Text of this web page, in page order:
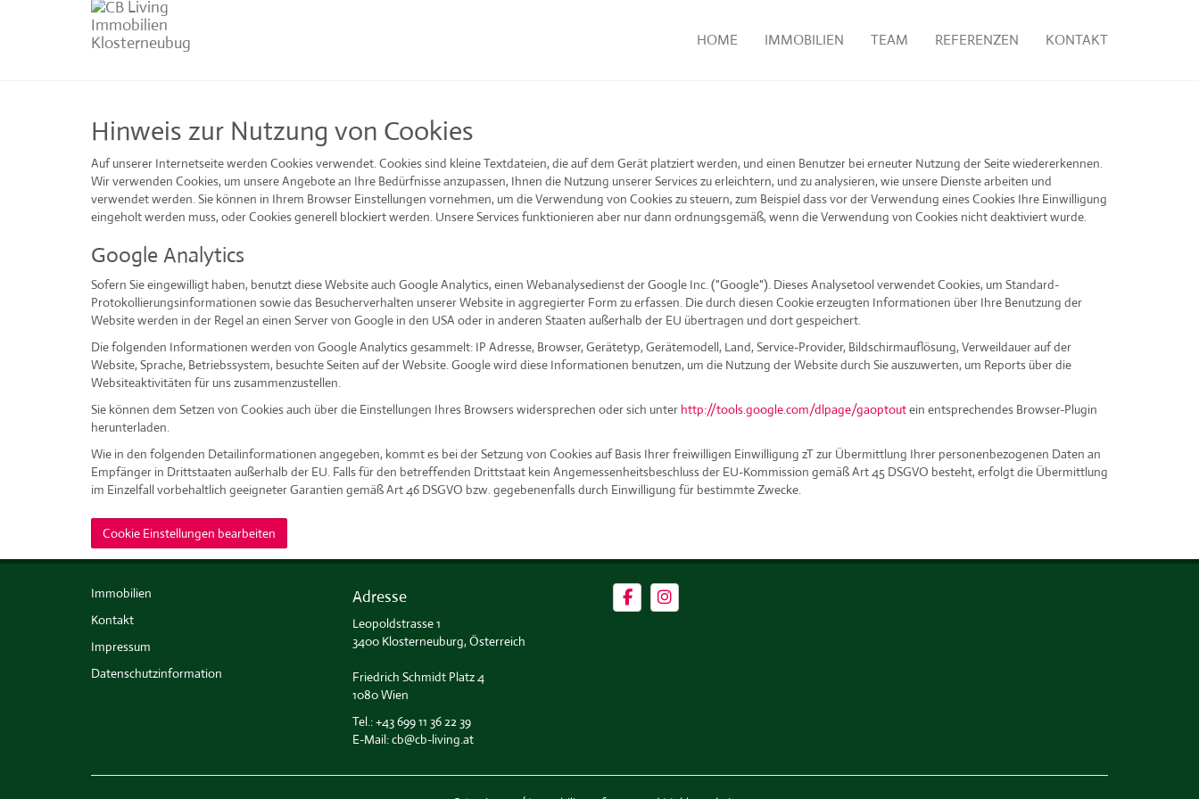
HOME IMMOBILIEN TEAM REFERENZEN KONTAKT
Hinweis zur Nutzung von Cookies
Auf unserer Internetseite werden Cookies verwendet. Cookies sind kleine Textdateien, die auf dem Gerät platziert werden, und einen Benutzer bei erneuter Nutzung der Seite wiedererkennen.
Wir verwenden Cookies, um unsere Angebote an Ihre Bedürfnisse anzupassen, Ihnen die Nutzung unserer Services zu erleichtern, und zu analysieren, wie unsere Dienste arbeiten und
verwendet werden. Sie können in Ihrem Browser Einstellungen vornehmen, um die Verwendung von Cookies zu steuern, zum Beispiel dass vor der Verwendung eines Cookies Ihre Einwilligung
eingeholt werden muss, oder Cookies generell blockiert werden. Unsere Services funktionieren aber nur dann ordnungsgemäß, wenn die Verwendung von Cookies nicht deaktiviert wurde.
Google Analytics
Sofern Sie eingewilligt haben, benutzt diese Website auch Google Analytics, einen Webanalysedienst der Google Inc. ("Google"). Dieses Analysetool verwendet Cookies, um Standard-
Protokollierungsinformationen sowie das Besucherverhalten unserer Website in aggregierter Form zu erfassen. Die durch diesen Cookie erzeugten Informationen über Ihre Benutzung der
Website werden in der Regel an einen Server von Google in den USA oder in anderen Staaten außerhalb der EU übertragen und dort gespeichert.
Die folgenden Informationen werden von Google Analytics gesammelt: IP Adresse, Browser, Gerätetyp, Gerätemodell, Land, Service-Provider, Bildschirmauflösung, Verweildauer auf der
Website, Sprache, Betriebssystem, besuchte Seiten auf der Website. Google wird diese Informationen benutzen, um die Nutzung der Website durch Sie auszuwerten, um Reports über die
Websiteaktivitäten für uns zusammenzustellen.
Sie können dem Setzen von Cookies auch über die Einstellungen Ihres Browsers widersprechen oder sich unter http://tools.google.com/dlpage/gaoptoutein entsprechendes Browser-Plugin
herunterladen.
Wie in den folgenden Detailinformationen angegeben, kommt es bei der Setzung von Cookies auf Basis Ihrer freiwilligen Einwilligung zT zur Übermittlung Ihrer personenbezogenen Daten an
Empfänger in Drittstaaten außerhalb der EU. Falls für den betreffenden Drittstaat kein Angemessenheitsbeschluss der EU-Kommission gemäß Art 45 DSGVO besteht, erfolgt die Übermittlung
im Einzelfall vorbehaltlich geeigneter Garantien gemäß Art 46 DSGVO bzw. gegebenenfalls durch Einwilligung für bestimmte Zwecke.
Cookie Einstellungen bearbeiten
Immobilien
Kontakt
Impressum
Datenschutzinformation
Adresse
Leopoldstrasse 1
3400 Klosterneuburg, Österreich
Friedrich Schmidt Platz 4
1080 Wien
Tel.:+43 699 11 36 22 39
E-Mail:cb@cb-living.at